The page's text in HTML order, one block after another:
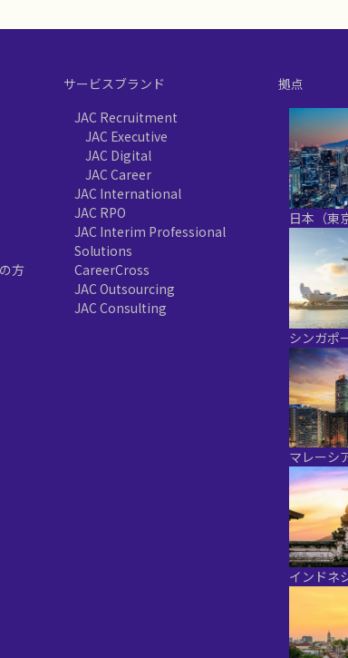
方
サービスブランド
JAC Recruitment
JAC Executive
JAC Digital
JAC Career
JAC International
JAC RPO
JAC Interim Professional
Solutions
CareerCross
JAC Outsourcing
JAC Consulting
拠点
日本（東
シンガポ
マレーシ
インドネ